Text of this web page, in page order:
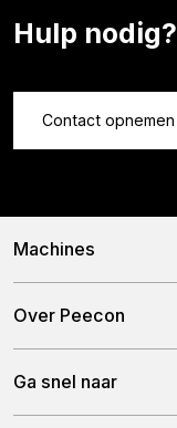
Hulp nodig?
Contact opnemen
Machines
Bemestertanken
Gronddumpers
Over Peecon
Ga snel naar